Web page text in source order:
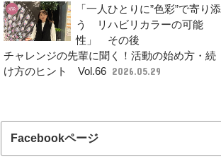
「一人ひとりに”色彩”で寄り添
う リハビリカラーの可能
性」 その後
チャレンジの先輩に聞く！活動の始め方・続
け方のヒント Vol.66 2026.05.29
Facebookページ